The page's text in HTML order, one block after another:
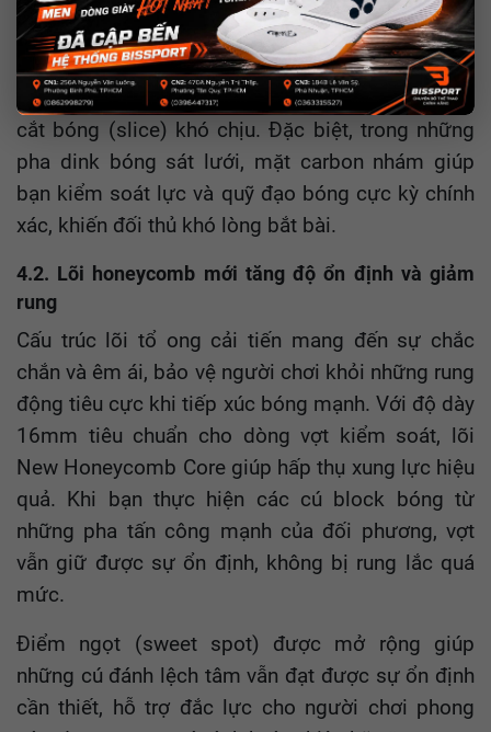
Điều này giúp tăng thời gian lưu bóng trên mặt
vợt (dwell time), cho phép bạn dễ dàng thực hiện
các cú đánh xoáy topspin uy lực hoặc những pha
cắt bóng (slice) khó chịu. Đặc biệt, trong những
pha dink bóng sát lưới, mặt carbon nhám giúp
bạn kiểm soát lực và quỹ đạo bóng cực kỳ chính
xác, khiến đối thủ khó lòng bắt bài.
4.2. Lõi honeycomb mới tăng độ ổn định và giảm
rung
Cấu trúc lõi tổ ong cải tiến mang đến sự chắc
chắn và êm ái, bảo vệ người chơi khỏi những rung
động tiêu cực khi tiếp xúc bóng mạnh. Với độ dày
16mm tiêu chuẩn cho dòng vợt kiểm soát, lõi
New Honeycomb Core giúp hấp thụ xung lực hiệu
quả. Khi bạn thực hiện các cú block bóng từ
những pha tấn công mạnh của đối phương, vợt
vẫn giữ được sự ổn định, không bị rung lắc quá
mức.
Điểm ngọt (sweet spot) được mở rộng giúp
những cú đánh lệch tâm vẫn đạt được sự ổn định
cần thiết, hỗ trợ đắc lực cho người chơi phong